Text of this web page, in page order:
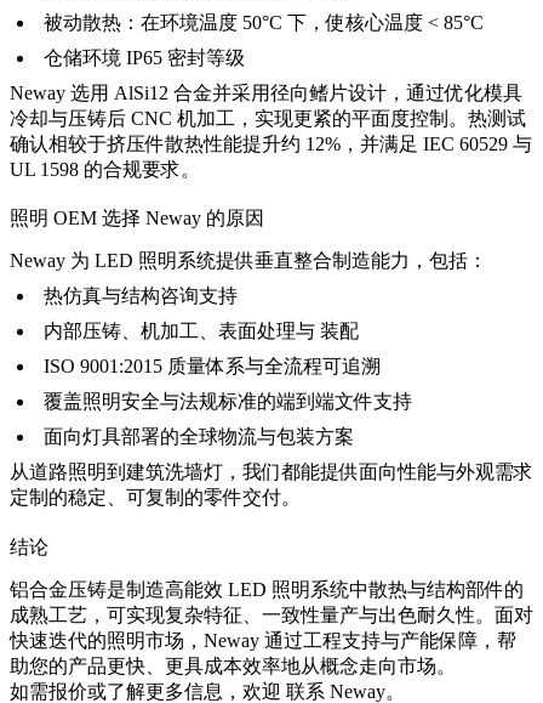
被动散热：在环境温度 50°C 下，使核心温度 < 85°C
仓储环境 IP65 密封等级
Neway 选用 AlSi12 合金并采用径向鳍片设计，通过优化模具
冷却与压铸后 CNC 机加工 ，实现更紧的平面度控制。热测试
确认相较于挤压件散热性能提升约 12%，并满足 IEC 60529 与
UL 1598 的合规要求。
照明 OEM 选择 Neway 的原因
Neway 为 LED 照明系统提供垂直整合制造能力，包括：
热仿真与结构咨询支持
内部压铸、机加工、表面处理与 装配
ISO 9001:2015 质量体系与全流程可追溯
覆盖照明安全与法规标准的端到端文件支持
面向灯具部署的全球物流与包装方案
从道路照明到建筑洗墙灯，我们都能提供面向性能与外观需求
定制的稳定、可复制的零件交付。
结论
铝合金压铸是制造高能效 LED 照明系统中散热与结构部件的
成熟工艺，可实现复杂特征、一致性量产与出色耐久性。面对
快速迭代的照明市场，Neway 通过工程支持与产能保障，帮
助您的产品更快、更具成本效率地从概念走向市场。
如需报价或了解更多信息，欢迎 联系 Neway。